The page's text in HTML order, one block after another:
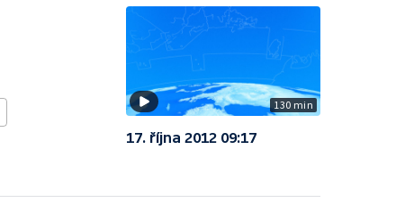
130 min
17. října 2012 09:17